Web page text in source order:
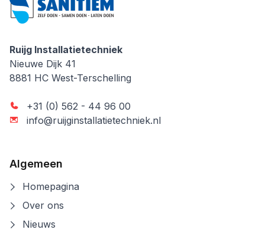
Ruijg Installatietechniek
Ruijg Installatietechniek
Nieuwe Dijk 41
8881 HC West-Terschelling
+31 (0) 562 - 44 96 00
info@ruijginstallatietechniek.nl
Algemeen
Homepagina
Over ons
Nieuws